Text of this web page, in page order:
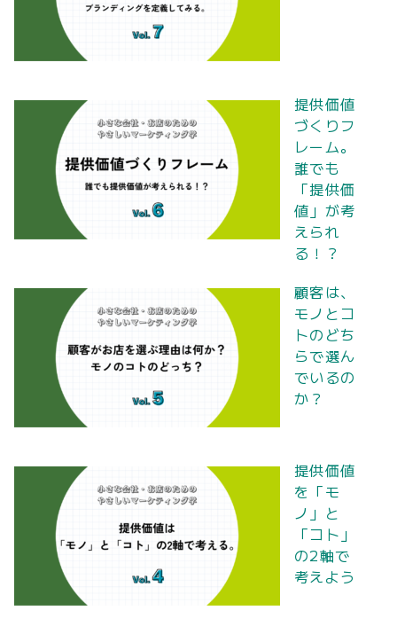
提供価値
づくりフ
レーム。
誰でも
「提供価
値」が考
えられ
る！？
顧客は、
モノとコ
トのどち
らで選ん
でいるの
か？
提供価値
を「モ
ノ」と
「コト」
の2軸で
考えよう